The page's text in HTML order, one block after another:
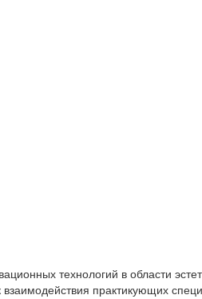
технологий в области
практикующих